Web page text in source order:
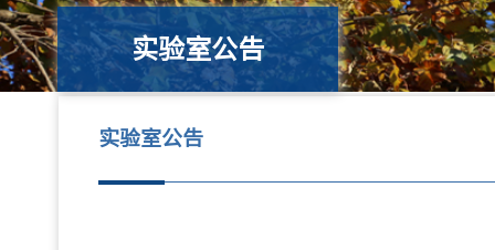
实验室公告
实验室公告